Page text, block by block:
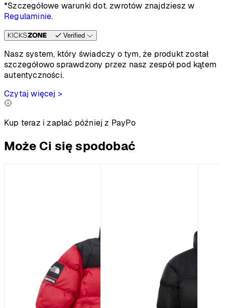
*Szczegółowe warunki dot. zwrotów znajdziesz w
Regulaminie.
Verified
Nasz system, który świadczy o tym, że produkt został
szczegółowo sprawdzony przez nasz zespół pod kątem
autentyczności.
Czytaj więcej >
Kup teraz i zapłać później z PayPo
Może Ci się spodobać